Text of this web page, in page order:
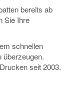
bereits ab
Sie Ihre
schnellen
überzeugen.
seit 2003.